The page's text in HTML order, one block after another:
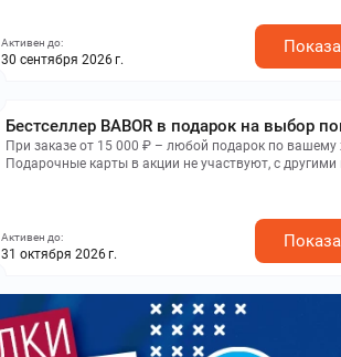
Активен до:
30 сентября 2026 г.
Бестселлер BABOR в подарок на выбор
При заказе от 15 000 ₽ – любой подарок по
Подарочные карты в акции не участвуют, с
Активен до:
31 октября 2026 г.